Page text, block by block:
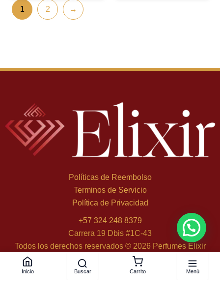
1 2 →
Políticas de Reembolso
Terminos de Servicio
Política de Privacidad
+57 324 248 8379
Carrera 19 Dbis #1C-43
Todos los derechos reservados © 2026 Perfumes Elixir
Inicio Buscar Carrito Menú